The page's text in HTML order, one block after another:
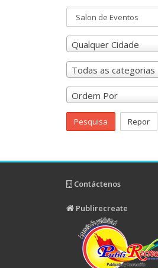
Qualquer Cidade
Todas as categorias
Ordem Por
Pesquisa Repor
Contáctenos
Publirecreate